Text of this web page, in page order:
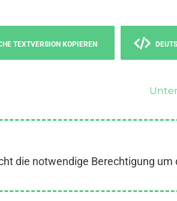
TEXTVERSION KOPIEREN
die notwendige Berechtigung um